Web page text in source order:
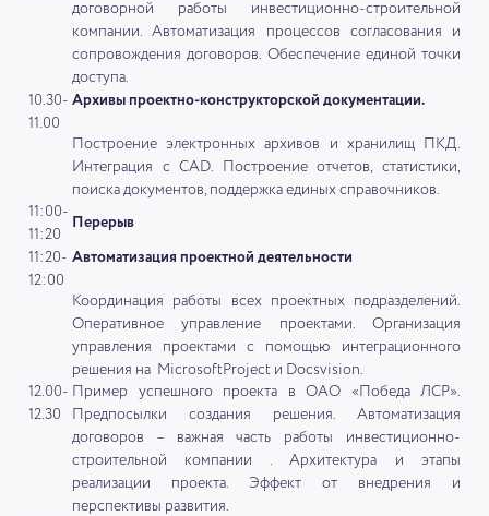
договорной работы инвестиционно-строительной
компании. Автоматизация процессов согласования и
сопровождения договоров. Обеспечение единой точки
доступа.
10.30-
11.00
Архивы проектно-конструкторской документации.
Построение электронных архивов и хранилищ ПКД.
Интеграция с CAD. Построение отчетов, статистики,
поиска документов, поддержка единых справочников.
11:00-
11:20
Перерыв
11:20-
12:00
Автоматизация проектной деятельности
Координация работы всех проектных подразделений.
Оперативное управление проектами. Организация
управления проектами с помощью интеграционного
решения на MicrosoftProject и Docsvision.
12.00-
12.30
Пример успешного проекта в ОАО «Победа ЛСР».
Предпосылки создания решения. Автоматизация
договоров – важная часть работы инвестиционно-
строительной компании . Архитектура и этапы
реализации проекта. Эффект от внедрения и
перспективы развития.